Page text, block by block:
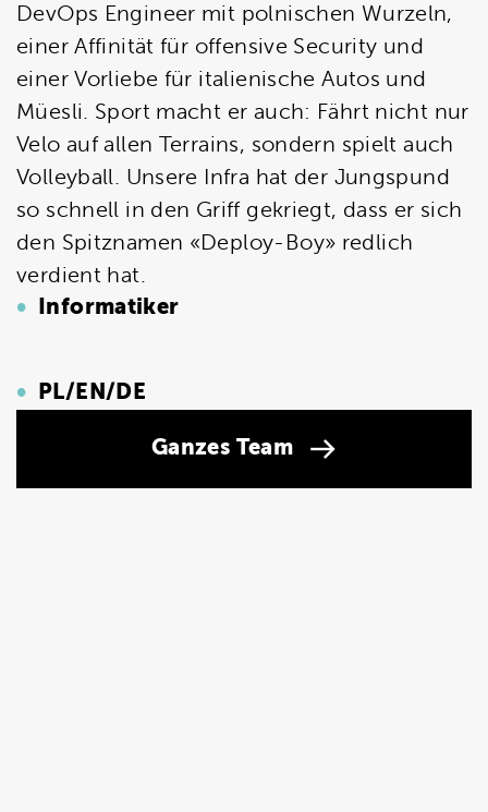
DevOps Engineer mit polnischen Wurzeln,
einer Affinität für offensive Security und
einer Vorliebe für italienische Autos und
Müesli. Sport macht er auch: Fährt nicht nur
Velo auf allen Terrains, sondern spielt auch
Volleyball. Unsere Infra hat der Jungspund
so schnell in den Griff gekriegt, dass er sich
den Spitznamen «Deploy-Boy» redlich
verdient hat.
Informatiker
PL/EN/DE
Ganzes Team